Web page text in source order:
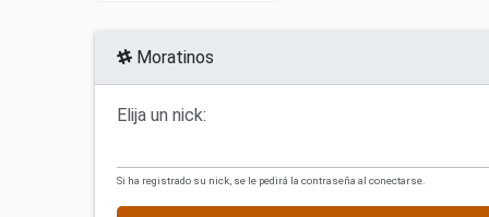
Moratinos
Elija un nick:
Si ha registrado su nick, se le pedirá la contraseña al conectarse.